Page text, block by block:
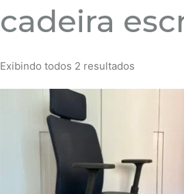
cadeira
Exibindo todos 2 resultados